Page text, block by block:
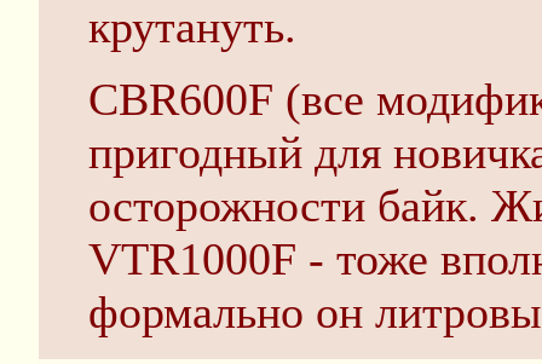
крутануть.
CBR600F (все
пригодный для
осторожности байк.
VTR1000F - тоже
формально он